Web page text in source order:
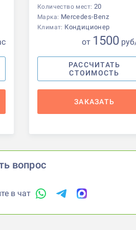
Количество мест: 20
Марка: Mercedes-Benz
Климат: Кондиционер
от 1500 руб
РАССЧИТАТЬ
СТОИМОСТЬ
ЗАКАЗАТЬ
вопрос
в чат